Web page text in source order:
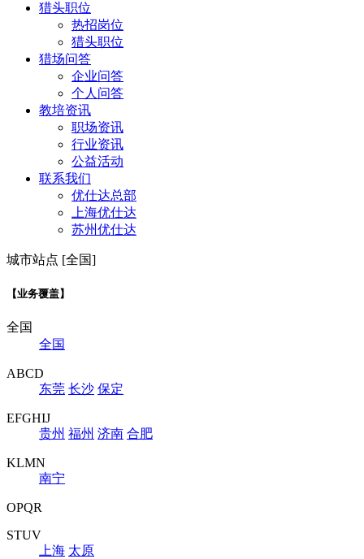
猎头职位
热招岗位
猎头职位
猎场问答
企业问答
个人问答
教培资讯
职场资讯
行业资讯
公益活动
联系我们
优仕达总部
上海优仕达
苏州优仕达
城市站点 [全国]
【业务覆盖】
全国
全国
ABCD
东莞 长沙 保定
EFGHIJ
贵州 福州 济南 合肥
KLMN
南宁
OPQR
STUV
上海 太原